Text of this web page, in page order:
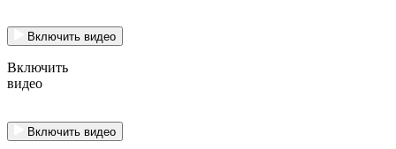
Включить видео
Включить
видео
Включить видео